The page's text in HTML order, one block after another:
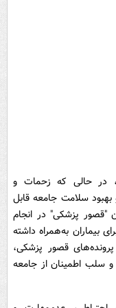
در حالی که زحمات و
سلامت جامعه قابل
"قصور پزشکی" در انجام
بیماران به‌همراه داشته
قصور پزشکی،
و سلب اطمینان از جامعه